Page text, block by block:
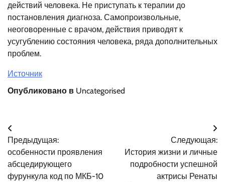
действий человека. Не приступать к терапии до
постановления диагноза. Самопроизвольные,
неоговоренные с врачом, действия приводят к
усугублению состояния человека, ряда дополнительных
проблем.
Источник
Опубликовано в Uncategorised
Навигация
по
записям
Предыдущая:
особенности проявления
абсцедирующего
фурункула код по МКБ-10
Следующая:
История жизни и личные
подробности успешной
актрисы Ренаты